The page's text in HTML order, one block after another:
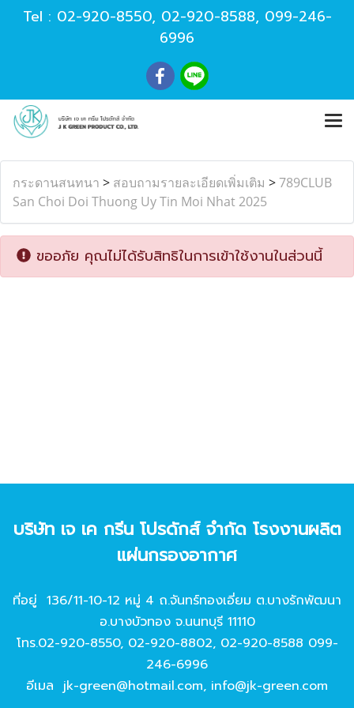
Tel : 02-920-8550, 02-920-8588, 099-246-
6996
กระดานสนทนา > สอบถามรายละเอียดเพิ่มเติม >789CLUB
San Choi Doi Thuong Uy Tin Moi Nhat 2025
ขออภัย คุณไม่ได้รับสิทธิในการเข้าใช้งานในส่วนนี้
บริษัท เจ เค กรีน โปรดักส์ จํากัด โรงงานผลิต
แผ่นกรองอากาศ
ที่อยู่ 136/11-10-12 หมู่ 4 ถ.จันทร์ทองเอี่ยม ต.บางรักพัฒนา
อ.บางบัวทอง จ.นนทบุรี 11110
โทร.02-920-8550, 02-920-8802, 02-920-8588 099-
246-6996
อีเมล jk-green@hotmail.com, info@jk-green.com